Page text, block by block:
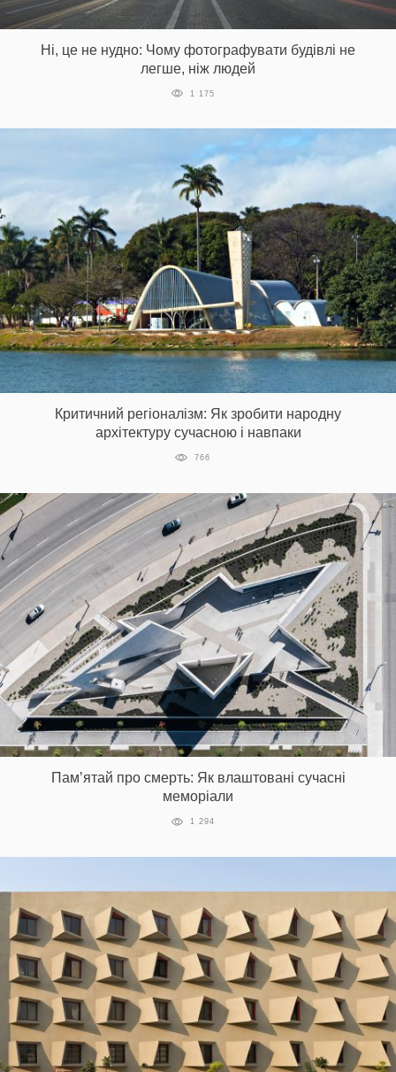
Ні, це не нудно: Чому фотографувати будівлі не
легше, ніж людей
1 175
Критичний регіоналізм: Як зробити народну
архітектуру сучасною і навпаки
766
Памʼятай про смерть: Як влаштовані сучасні
меморіали
1 294